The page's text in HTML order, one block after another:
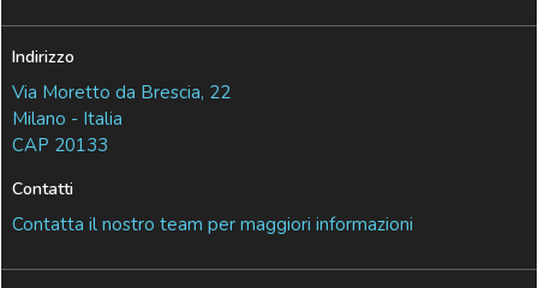
Indirizzo
Via Moretto da Brescia, 22
Milano - Italia
CAP 20133
Contatti
Contatta il nostro team per maggiori informazioni